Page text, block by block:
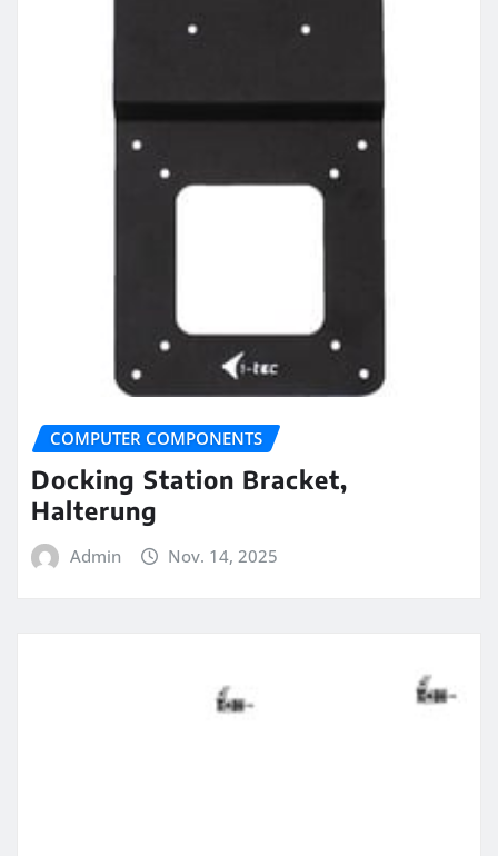
COMPUTER COMPONENTS
Docking Station Bracket,
Halterung
Admin Nov. 14, 2025